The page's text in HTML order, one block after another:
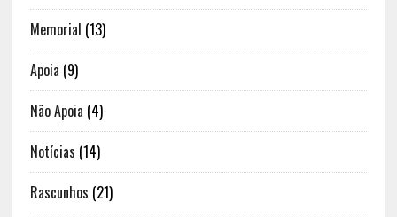
Memorial (13)
Apoia (9)
Não Apoia (4)
Notícias (14)
Rascunhos (21)